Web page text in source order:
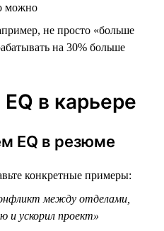
можно
не просто «больше
на 30% больше
в карьере
EQ в резюме
конкретные примеры:
между отделами,
и ускорил проект»